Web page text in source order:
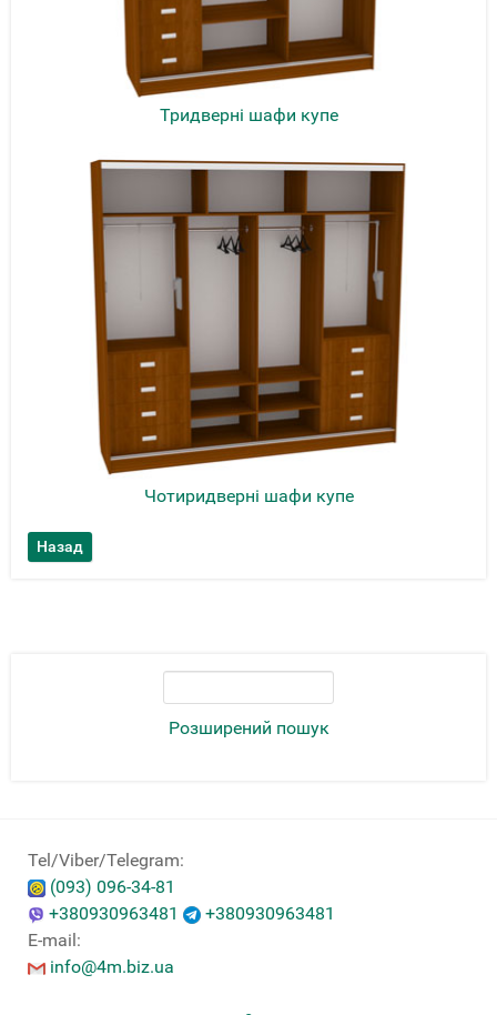
Розширений пошук
Тридверні шафи купе
Чотиридверні шафи купе
Tel/Viber/Telegram:
(093) 096-34-81
+380930963481
+380930963481
E-mail:
info@4m.biz.ua